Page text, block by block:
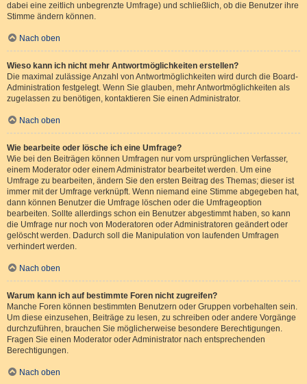
dabei eine zeitlich unbegrenzte Umfrage) und schließlich, ob die Benutzer ihre
Stimme ändern können.
Nach oben
Wieso kann ich nicht mehr Antwortmöglichkeiten erstellen?
Die maximal zulässige Anzahl von Antwortmöglichkeiten wird durch die Board-
Administration festgelegt. Wenn Sie glauben, mehr Antwortmöglichkeiten als
zugelassen zu benötigen, kontaktieren Sie einen Administrator.
Nach oben
Wie bearbeite oder lösche ich eine Umfrage?
Wie bei den Beiträgen können Umfragen nur vom ursprünglichen Verfasser,
einem Moderator oder einem Administrator bearbeitet werden. Um eine
Umfrage zu bearbeiten, ändern Sie den ersten Beitrag des Themas; dieser ist
immer mit der Umfrage verknüpft. Wenn niemand eine Stimme abgegeben hat,
dann können Benutzer die Umfrage löschen oder die Umfrageoption
bearbeiten. Sollte allerdings schon ein Benutzer abgestimmt haben, so kann
die Umfrage nur noch von Moderatoren oder Administratoren geändert oder
gelöscht werden. Dadurch soll die Manipulation von laufenden Umfragen
verhindert werden.
Nach oben
Warum kann ich auf bestimmte Foren nicht zugreifen?
Manche Foren können bestimmten Benutzern oder Gruppen vorbehalten sein.
Um diese einzusehen, Beiträge zu lesen, zu schreiben oder andere Vorgänge
durchzuführen, brauchen Sie möglicherweise besondere Berechtigungen.
Fragen Sie einen Moderator oder Administrator nach entsprechenden
Berechtigungen.
Nach oben